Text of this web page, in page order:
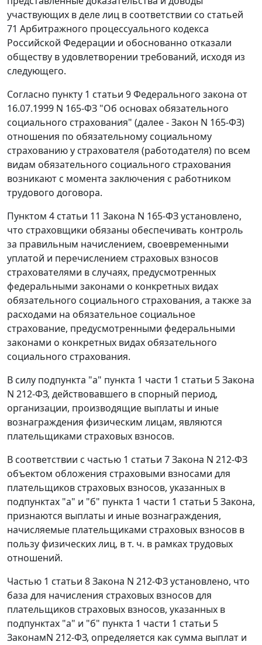
участвующих в деле лиц в соответствии со статьей
71 Арбитражного процессуального кодекса
Российской Федерации и обоснованно отказали
обществу в удовлетворении требований, исходя из
следующего.
Согласно пункту 1 статьи 9 Федерального закона от
16.07.1999 N 165-ФЗ "Об основах обязательного
социального страхования" (далее - Закон N 165-ФЗ)
отношения по обязательному социальному
страхованию у страхователя (работодателя) по всем
видам обязательного социального страхования
возникают с момента заключения с работником
трудового договора.
Пунктом 4 статьи 11 Закона N 165-ФЗ установлено,
что страховщики обязаны обеспечивать контроль
за правильным начислением, своевременными
уплатой и перечислением страховых взносов
страхователями в случаях, предусмотренных
федеральными законами о конкретных видах
обязательного социального страхования, а также за
расходами на обязательное социальное
страхование, предусмотренными федеральными
законами о конкретных видах обязательного
социального страхования.
В силу подпункта "а" пункта 1 части 1 статьи 5 Закона
N 212-ФЗ, действовавшего в спорный период,
организации, производящие выплаты и иные
вознаграждения физическим лицам, являются
плательщиками страховых взносов.
В соответствии с частью 1 статьи 7 Закона N 212-ФЗ
объектом обложения страховыми взносами для
плательщиков страховых взносов, указанных в
подпунктах "а" и "б" пункта 1 части 1 статьи 5 Закона,
признаются выплаты и иные вознаграждения,
начисляемые плательщиками страховых взносов в
пользу физических лиц, в т. ч. в рамках трудовых
отношений.
Частью 1 статьи 8 Закона N 212-ФЗ установлено, что
база для начисления страховых взносов для
плательщиков страховых взносов, указанных в
подпунктах "а" и "б" пункта 1 части 1 статьи 5
ЗаконамN 212-ФЗ, определяется как сумма выплат и